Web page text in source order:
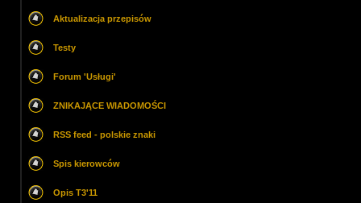
Aktualizacja przepisów
Testy
Forum 'Usługi'
ZNIKAJĄCE WIADOMOŚCI
RSS feed - polskie znaki
Spis kierowców
Opis T3'11